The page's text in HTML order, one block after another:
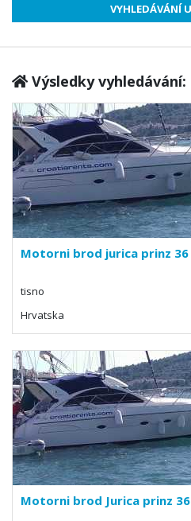
Výsledky vyhledávání:
Motorni brod jurica prinz 36
tisno
Hrvatska
Motorni brod Jurica prinz 36